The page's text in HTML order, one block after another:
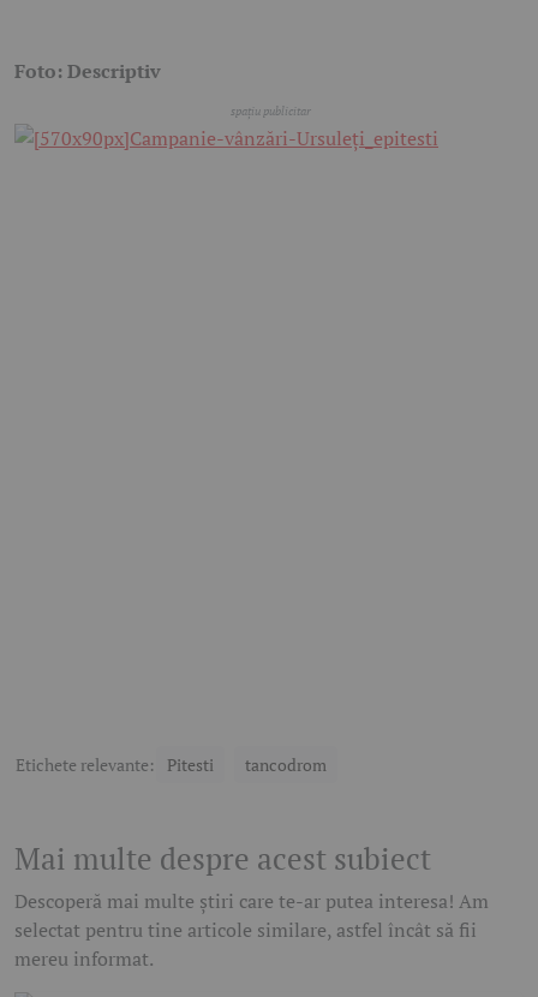
Foto: Descriptiv
Etichete relevante: Pitesti tancodrom
Mai multe despre acest subiect
Descoperă mai multe știri care te-ar putea interesa! Am
selectat pentru tine articole similare, astfel încât să fii
mereu informat.